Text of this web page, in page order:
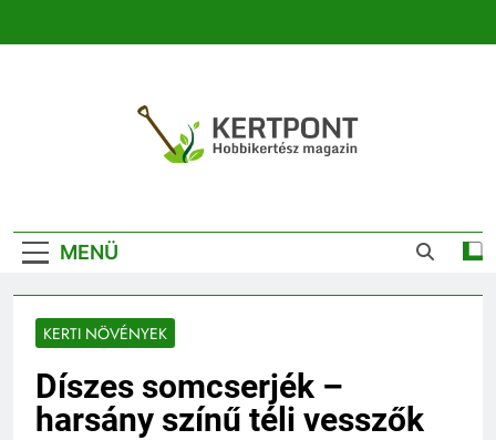
Kertészeti
Magazin |
Növénykereső És
Növényhatározó
MENÜ
KERTI NÖVÉNYEK
Díszes somcserjék –
harsány színű téli vesszők